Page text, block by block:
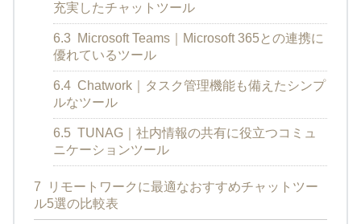
充実したチャットツール
6.3
Microsoft Teams｜Microsoft 365との連携に
優れているツール
6.4 Chatwork｜タスク管理機能も備えたシンプ
ルなツール
6.5 TUNAG｜社内情報の共有に役立つコミュ
ニケーションツール
7
リモートワークに最適なおすすめチャットツー
ル5選の比較表